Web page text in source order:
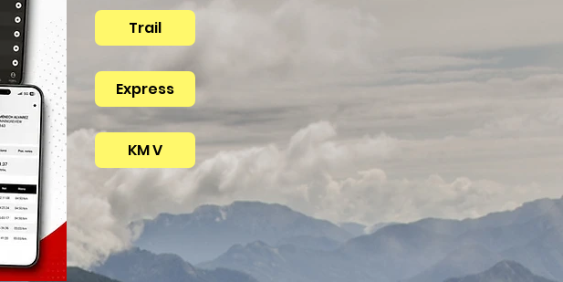
Trail
Express
KM V